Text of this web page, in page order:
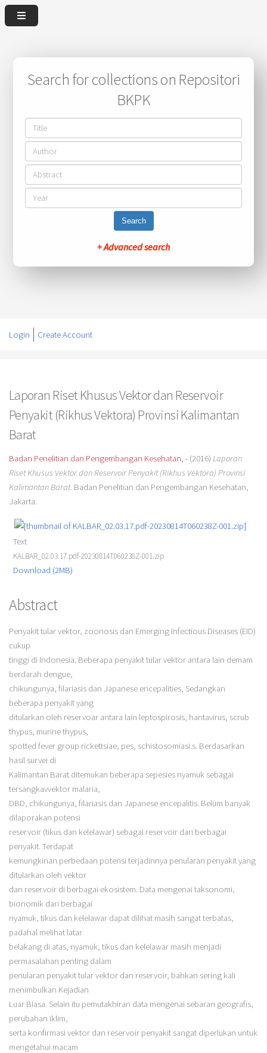
Search for collections on Repositori
BKPK
Search
+ Advanced search
Login Create Account
Laporan Riset Khusus Vektor dan Reservoir
Penyakit (Rikhus Vektora) Provinsi Kalimantan
Barat
Badan Penelitian dan Pengembangan Kesehatan, -(2016) Laporan
Riset Khusus Vektor dan Reservoir Penyakit (Rikhus Vektora) Provinsi
Kalimantan Barat. Badan Penelitian dan Pengembangan Kesehatan,
Jakarta.
Text
KALBAR_02.03.17.pdf-20230814T060238Z-001.zip
Download (2MB)
Abstract
Penyakit tular vektor, zoonosis dan Emerging Infectious Diseases (EID)
cukup
tinggi di Indonesia. Beberapa penyakit tular vektor antara lain demam
berdarah dengue,
chikungunya, filariasis dan Japanese encepalities, Sedangkan
beberapa penyakit yang
ditularkan oleh reservoar antara lain leptospirosis, hantavirus, scrub
thypus, murine thypus,
spotted fever group rickettsiae, pes, schistosomiasi.s. Berdasarkan
hasil survei di
Kalimantan Barat ditemukan beberapa sepesies nyamuk sebagai
tersangkavvektor malaria,
DBD, chikungunya, filariasis dan Japanese encepalitis. Belum banyak
dilaporakan potensi
reservoir (tikus dan kelelawar) sebagai reservoir dari berbagai
penyakit. Terdapat
kemungkinan perbedaan potensi terjadinnya penularan penyakit yang
ditularkan oleh vektor
dan reservoir di berbagai ekosistem. Data mengenai taksonomi,
bionomik dari berbagai
nyamuk, tikus dan kelelawar dapat dilihat masih sangat terbatas,
padahal melihat latar
belakang di atas, nyamuk, tikus dan kelelawar masih menjadi
permasalahan penting dalam
penularan penyakit tular vektor dan reservoir, bahkan sering kali
menimbulkan Kejadian
Luar Biasa. Selain itu pemutakhiran data mengenai sebaran geografis,
perubahan iklim,
serta konfirmasi vektor dan reservoir penyakit sangat diperlukan untuk
mengetahui macam